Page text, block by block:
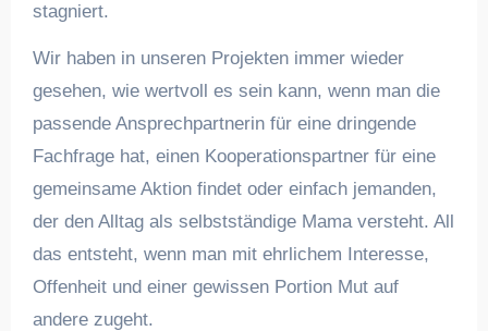
stagniert.
Wir haben in unseren Projekten immer wieder
gesehen, wie wertvoll es sein kann, wenn man die
passende Ansprechpartnerin für eine dringende
Fachfrage hat, einen Kooperationspartner für eine
gemeinsame Aktion findet oder einfach jemanden,
der den Alltag als selbstständige Mama versteht. All
das entsteht, wenn man mit ehrlichem Interesse,
Offenheit und einer gewissen Portion Mut auf
andere zugeht.